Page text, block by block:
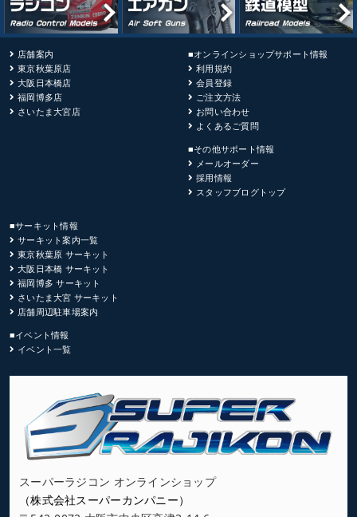
店舗案内
東京秋葉原店
大阪日本橋店
福岡博多店
さいたま大宮店
■オンラインショップサポート情報
利用規約
会員登録
ご注文方法
お問い合わせ
よくあるご質問
■その他サポート情報
メールオーダー
採用情報
スタッフブログトップ
■サーキット情報
サーキット案内一覧
東京秋葉原 サーキット
大阪日本橋 サーキット
福岡博多 サーキット
さいたま大宮 サーキット
店舗周辺駐車場案内
■イベント情報
イベント一覧
スーパーラジコン オンラインショップ
（株式会社スーパーカンパニー）